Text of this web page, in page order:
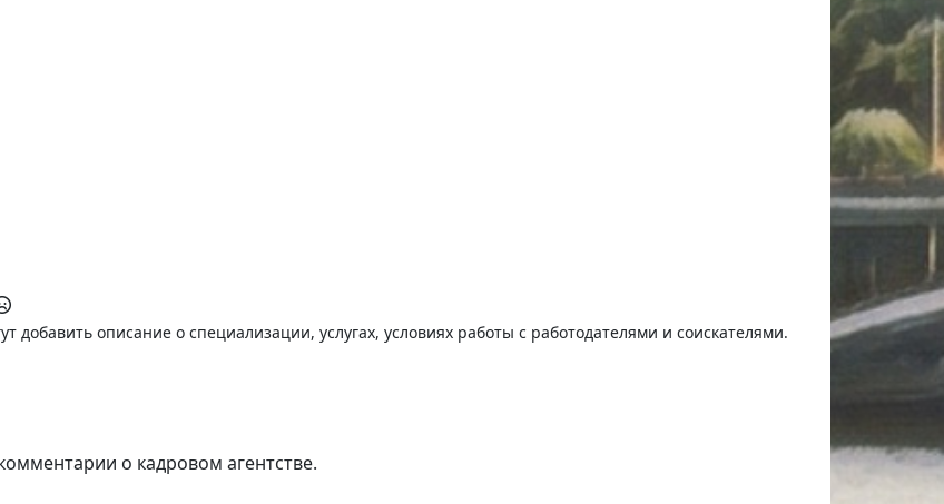
добавить описание о специализации, услугах, условиях работы с работодателями и соискателями.
о кадровом агентстве.